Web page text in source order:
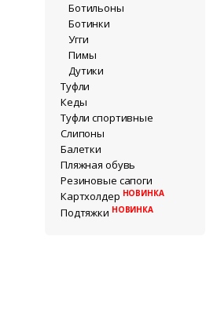
Ботильоны
Ботинки
Угги
Пимы
Дутики
Туфли
Кеды
Туфли спортивные
Слипоны
Балетки
Пляжная обувь
Резиновые сапоги
Картхолдер НОВИНКА
Подтяжки НОВИНКА